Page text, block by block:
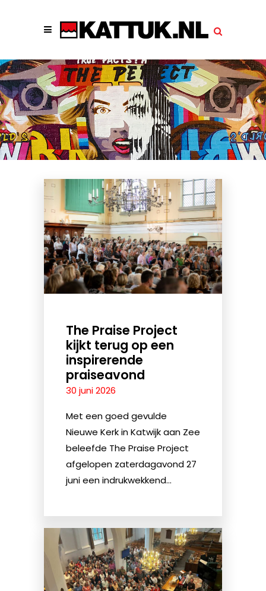
The Praise Project
kijkt terug op een
inspirerende
praiseavond
30 juni 2026
Met een goed gevulde
Nieuwe Kerk in Katwijk aan Zee
beleefde The Praise Project
afgelopen zaterdagavond 27
juni een indrukwekkend...